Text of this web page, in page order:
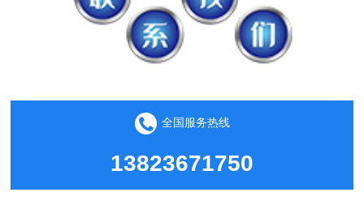
全国服务热线
13823671750